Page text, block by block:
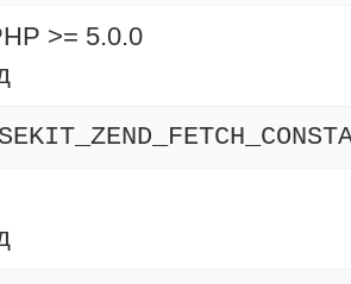
>= 5.0.0